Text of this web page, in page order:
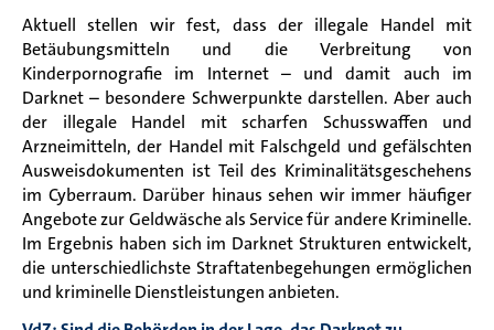
Aktuell stellen wir fest, dass der illegale Handel mit
Betäubungsmitteln und die Verbreitung von
Kinderpornografie im Internet – und damit auch im
Darknet – besondere Schwerpunkte darstellen. Aber auch
der illegale Handel mit scharfen Schusswaffen und
Arzneimitteln, der Handel mit Falschgeld und gefälschten
Ausweisdokumenten ist Teil des Kriminalitätsgeschehens
im Cyberraum. Darüber hinaus sehen wir immer häufiger
Angebote zur Geldwäsche als Service für andere Kriminelle.
Im Ergebnis haben sich im Darknet Strukturen entwickelt,
die unterschiedlichste Straftatenbegehungen ermöglichen
und kriminelle Dienstleistungen anbieten.